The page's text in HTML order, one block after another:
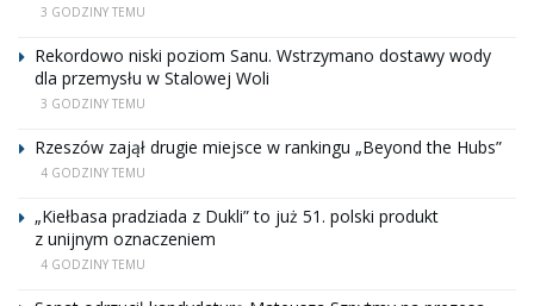
3 GODZINY TEMU
Rekordowo niski poziom Sanu. Wstrzymano dostawy wody
dla przemysłu w Stalowej Woli
3 GODZINY TEMU
Rzeszów zajął drugie miejsce w rankingu „Beyond the Hubs”
4 GODZINY TEMU
„Kiełbasa pradziada z Dukli” to już 51. polski produkt
z unijnym oznaczeniem
4 GODZINY TEMU